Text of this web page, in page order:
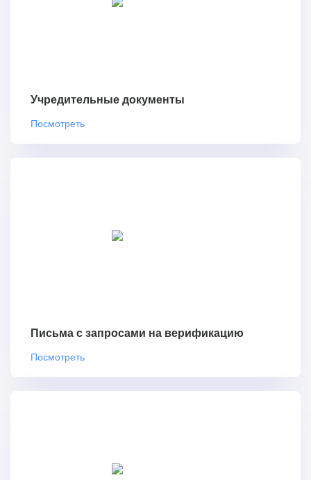
Учредительные документы
Посмотреть
Письма с запросами на верификацию
Посмотреть